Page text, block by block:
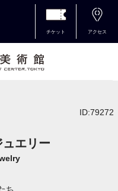
チケット アクセス
ID:79272
ュエリー